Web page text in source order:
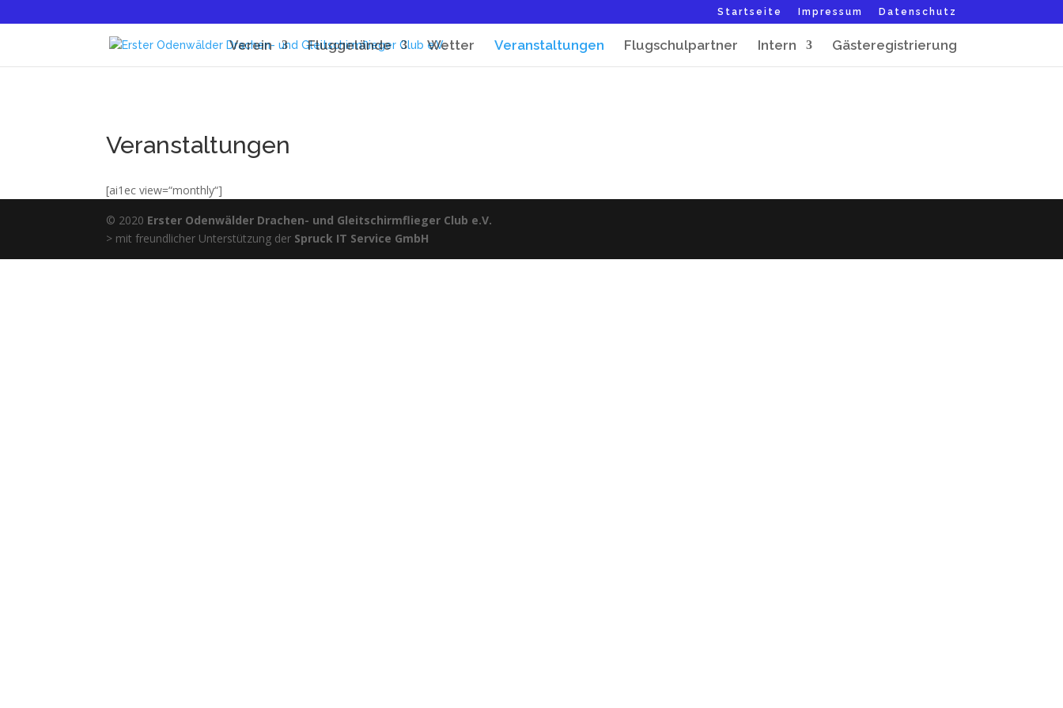
Startseite Impressum Datenschutz
Verein Fluggelände Wetter Veranstaltungen Flugschulpartner Intern Gästeregistrierung
Veranstaltungen
[ai1ec view=“monthly“]
© 2020 Erster Odenwälder Drachen- und Gleitschirmflieger Club e.V.
> mit freundlicher Unterstützung der Spruck IT Service GmbH